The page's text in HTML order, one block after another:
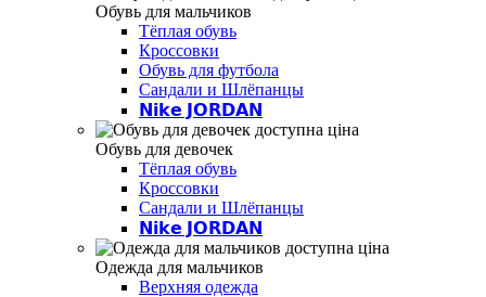
Обувь для мальчиков
Тёплая обувь
Кроссовки
Обувь для футбола
Сандали и Шлёпанцы
𝗡𝗶𝗸𝗲 𝗝𝗢𝗥𝗗𝗔𝗡
Обувь для девочек
Тёплая обувь
Кроссовки
Сандали и Шлёпанцы
𝗡𝗶𝗸𝗲 𝗝𝗢𝗥𝗗𝗔𝗡
Одежда для мальчиков
Верхняя одежда